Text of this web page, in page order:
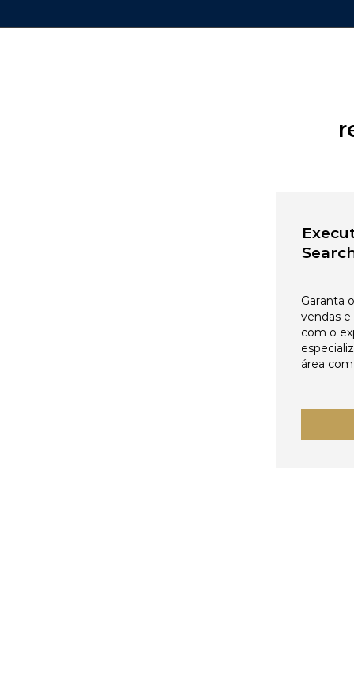
Garanta
vendas
com o
área